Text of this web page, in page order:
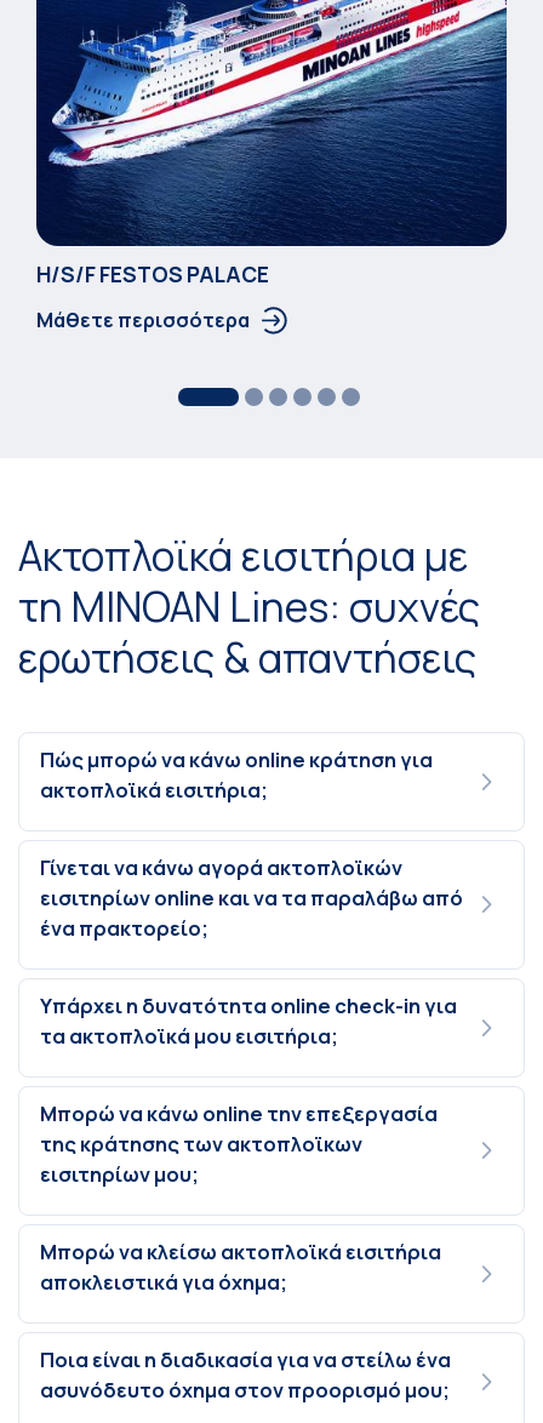
Η/S/F FESTOS PALACΕ
Μάθετε περισσότερα
Ακτοπλοϊκά εισιτήρια με
τη MINOAN Lines: συχνές
ερωτήσεις & απαντήσεις
Πώς μπορώ να κάνω online κράτηση για
ακτοπλοϊκά εισιτήρια;
Γίνεται να κάνω αγορά ακτοπλοϊκών
εισιτηρίων online και να τα παραλάβω από
ένα πρακτορείο;
Υπάρχει η δυνατότητα online check-in για
τα ακτοπλοϊκά μου εισιτήρια;
Μπορώ να κάνω online την επεξεργασία
της κράτησης των ακτοπλοϊκων
εισιτηρίων μου;
Μπορώ να κλείσω ακτοπλοϊκά εισιτήρια
αποκλειστικά για όχημα;
Ποια είναι η διαδικασία για να στείλω ένα
ασυνόδευτο όχημα στον προορισμό μου;